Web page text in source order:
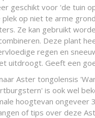
geschikt voor 'de tuin
op niet te arme
Ze kan gebruikt
Deze plant
regen en
uitdroogt. Geeft een
Aster tongolensis
is ook wel
hoogtevan ongeveer
of tips over deze